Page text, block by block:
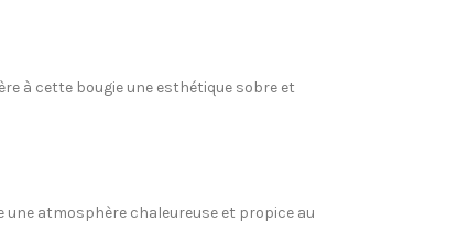
à cette bougie une esthétique sobre et
atmosphère chaleureuse et propice au